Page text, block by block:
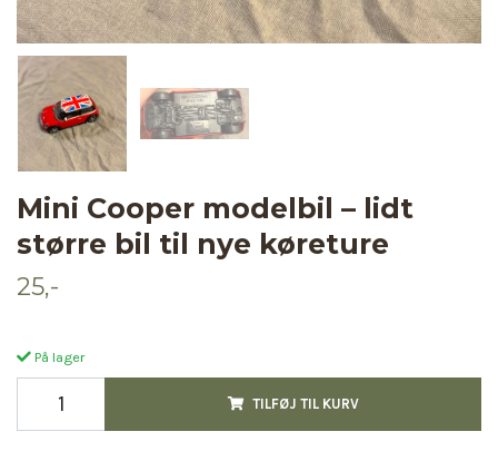
Mini Cooper modelbil – lidt
større bil til nye køreture
25,-
På lager
TILFØJ TIL KURV